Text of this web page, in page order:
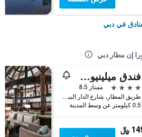
في دبي
إن مطار دبي
فندق ميلينيوم المطار دبي
4 نجوم
ممتاز 8.5
طريق المطار، شارع الدار البيضار, دبي, الامارات العربية المتحدة
0.5 كيلومتر عن وسط المدينة
﷼